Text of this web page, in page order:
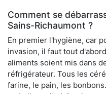
Comment se
Sains-Richaumont ?
En premier l'hygiène, car
invasion, il faut tout
aliments soient mis dans
réfrigérateur. Tous les
farine, le pain, les